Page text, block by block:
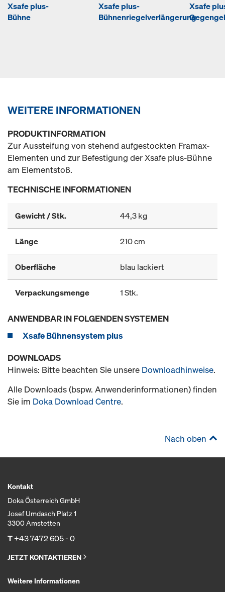
Xsafe plus-
Bühne
Xsafe plus-
Bühnenriegelverlängerung
Xsafe
WEITERE INFORMATIONEN
PRODUKTINFORMATION
Zur Aussteifung von stehend aufgestockten Framax-
Elementen und zur Befestigung der Xsafe plus-Bühne
am Elementstoß.
TECHNISCHE INFORMATIONEN
Gewicht / Stk. 44,3 kg
Länge 210 cm
Oberfläche blau lackiert
Verpackungsmenge 1 Stk.
ANWENDBAR IN FOLGENDEN SYSTEMEN
Xsafe Bühnensystem plus
DOWNLOADS
Hinweis: Bitte beachten Sie unsere Downloadhinweise.
Alle Downloads (bspw. Anwenderinformationen) finden
Sie im Doka Download Centre.
Nach oben
Kontakt
Doka Österreich GmbH
Josef Umdasch Platz 1
3300 Amstetten
T+43 7472 605 - 0
JETZT KONTAKTIEREN
Weitere Informationen